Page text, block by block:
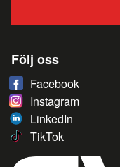
Följ oss
Facebook
Instagram
LinkedIn
TikTok